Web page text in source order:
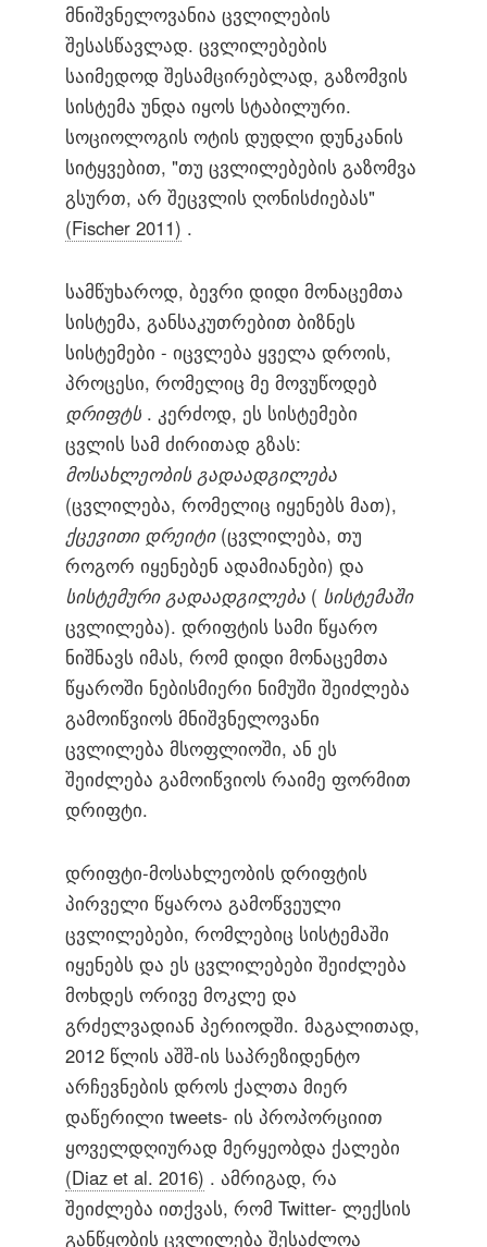
მნიშვნელოვანია ცვლილების
შესასწავლად. ცვლილებების
საიმედოდ შესამცირებლად, გაზომვის
სისტემა უნდა იყოს სტაბილური.
სოციოლოგის ოტის დუდლი დუნკანის
სიტყვებით, "თუ ცვლილებების გაზომვა
გსურთ, არ შეცვლის ღონისძიებას"
(Fischer 2011) .
სამწუხაროდ, ბევრი დიდი მონაცემთა
სისტემა, განსაკუთრებით ბიზნეს
სისტემები - იცვლება ყველა დროის,
პროცესი, რომელიც მე მოვუწოდებ
დრიფტს . კერძოდ, ეს სისტემები
ცვლის სამ ძირითად გზას:
მოსახლეობის გადაადგილება
(ცვლილება, რომელიც იყენებს მათ),
ქცევითი დრეიტი(ცვლილება, თუ
როგორ იყენებენ ადამიანები) და
სისტემური გადაადგილება ( სისტემაში
ცვლილება). დრიფტის სამი წყარო
ნიშნავს იმას, რომ დიდი მონაცემთა
წყაროში ნებისმიერი ნიმუში შეიძლება
გამოიწვიოს მნიშვნელოვანი
ცვლილება მსოფლიოში, ან ეს
შეიძლება გამოიწვიოს რაიმე ფორმით
დრიფტი.
დრიფტი-მოსახლეობის დრიფტის
პირველი წყაროა გამოწვეული
ცვლილებები, რომლებიც სისტემაში
იყენებს და ეს ცვლილებები შეიძლება
მოხდეს ორივე მოკლე და
გრძელვადიან პერიოდში. მაგალითად,
2012 წლის აშშ-ის საპრეზიდენტო
არჩევნების დროს ქალთა მიერ
დაწერილი tweets- ის პროპორციით
ყოველდღიურად მერყეობდა ქალები
(Diaz et al. 2016) . ამრიგად, რა
შეიძლება ითქვას, რომ Twitter- ლექსის
განწყობის ცვლილება შესაძლოა